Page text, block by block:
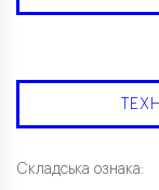
Складська ознака: